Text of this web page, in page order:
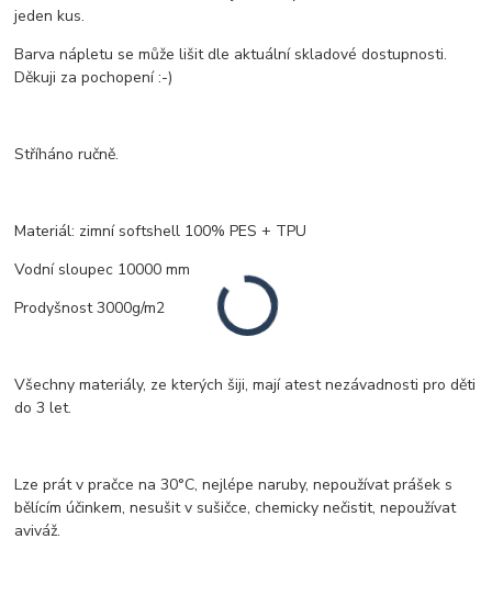
jeden kus.
Barva nápletu se může lišit dle aktuální skladové dostupnosti.
Děkuji za pochopení :-)
Stříháno ručně.
Materiál: zimní softshell 100% PES + TPU
Vodní sloupec 10000 mm
Prodyšnost 3000g/m2
Všechny materiály, ze kterých šiji, mají atest nezávadnosti pro děti
do 3 let.
Lze prát v pračce na 30°C, nejlépe naruby, nepoužívat prášek s
bělícím účinkem, nesušit v sušičce, chemicky nečistit, nepoužívat
aviváž.